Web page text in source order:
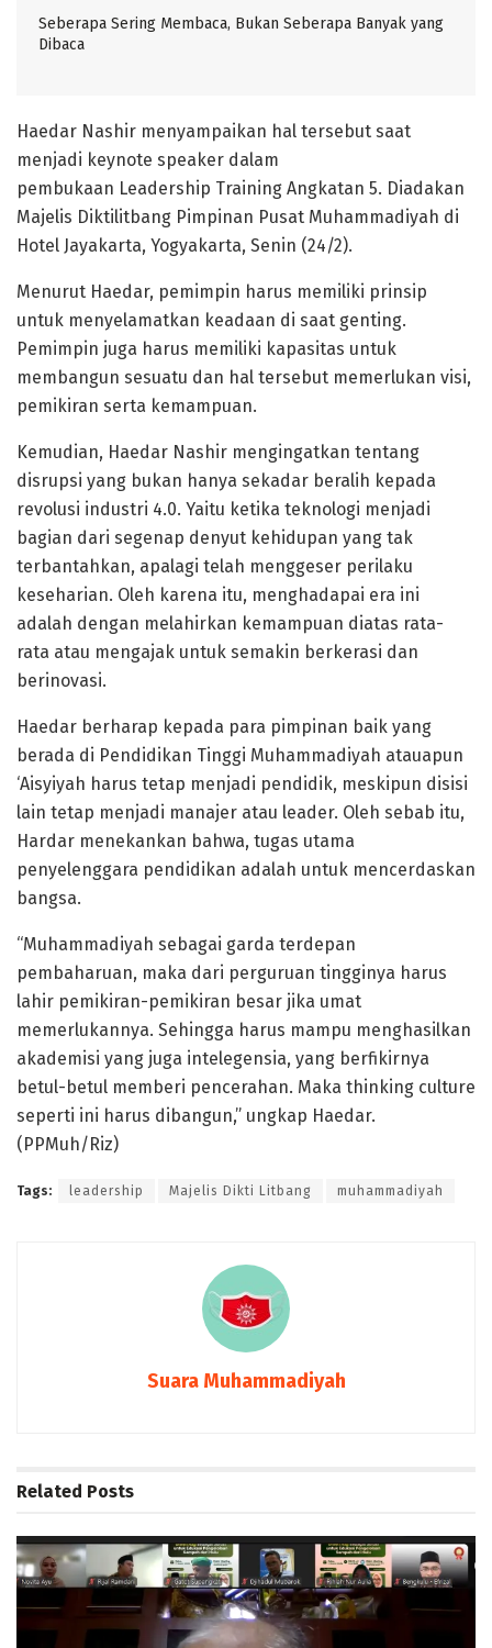
Seberapa Sering Membaca, Bukan Seberapa Banyak yang
Dibaca
Haedar Nashir menyampaikan hal tersebut saat
menjadi keynote speaker dalam
pembukaan Leadership Training Angkatan 5. Diadakan
Majelis Diktilitbang Pimpinan Pusat Muhammadiyah di
Hotel Jayakarta, Yogyakarta, Senin (24/2).
Menurut Haedar, pemimpin harus memiliki prinsip
untuk menyelamatkan keadaan di saat genting.
Pemimpin juga harus memiliki kapasitas untuk
membangun sesuatu dan hal tersebut memerlukan visi,
pemikiran serta kemampuan.
Kemudian, Haedar Nashir mengingatkan tentang
disrupsi yang bukan hanya sekadar beralih kepada
revolusi industri 4.0. Yaitu ketika teknologi menjadi
bagian dari segenap denyut kehidupan yang tak
terbantahkan, apalagi telah menggeser perilaku
keseharian. Oleh karena itu, menghadapai era ini
adalah dengan melahirkan kemampuan diatas rata-
rata atau mengajak untuk semakin berkerasi dan
berinovasi.
Haedar berharap kepada para pimpinan baik yang
berada di Pendidikan Tinggi Muhammadiyah atauapun
‘Aisyiyah harus tetap menjadi pendidik, meskipun disisi
lain tetap menjadi manajer atau leader. Oleh sebab itu,
Hardar menekankan bahwa, tugas utama
penyelenggara pendidikan adalah untuk mencerdaskan
bangsa.
“Muhammadiyah sebagai garda terdepan
pembaharuan, maka dari perguruan tingginya harus
lahir pemikiran-pemikiran besar jika umat
memerlukannya. Sehingga harus mampu menghasilkan
akademisi yang juga intelegensia, yang berfikirnya
betul-betul memberi pencerahan. Maka thinking culture
seperti ini harus dibangun,” ungkap Haedar.
(PPMuh/Riz)
Tags: leadership Majelis Dikti Litbang muhammadiyah
Suara Muhammadiyah
Related Posts